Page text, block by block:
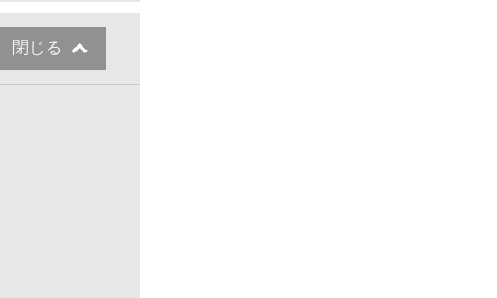
閉じる